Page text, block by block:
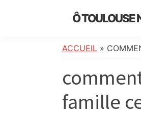
Ô TOULOUSE
de
:
info
locale,
ACCUEIL »
famille